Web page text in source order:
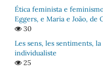
Ética feminista e
Eggers, e Maria e João, de
30
Les sens, les sentiments,
individualiste
25